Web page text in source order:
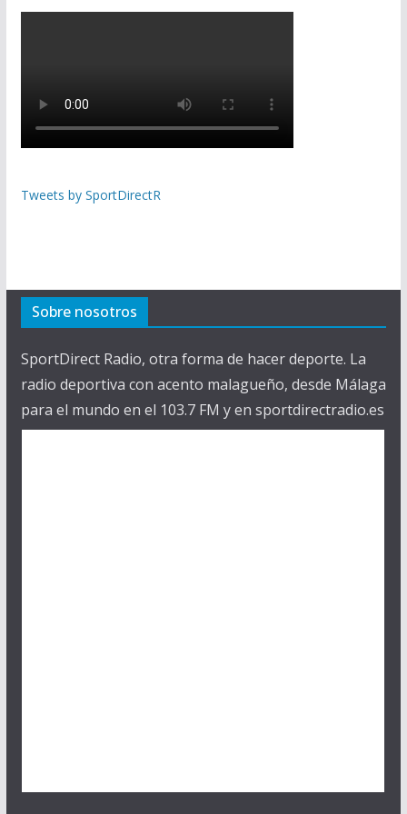
Tweets by SportDirectR
Sobre nosotros
SportDirect Radio, otra forma de hacer deporte. La
radio deportiva con acento malagueño, desde Málaga
para el mundo en el 103.7 FM y en sportdirectradio.es